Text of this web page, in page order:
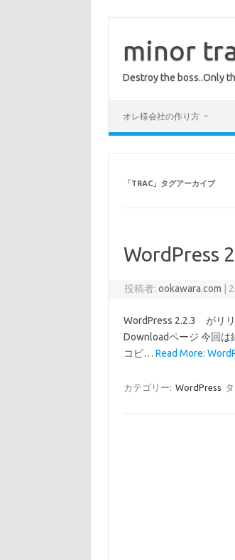
minor
Destroy the boss..Only
オレ様会社の作り方
「TRAC」タグアーカイブ
WordPress
投稿者:ookawara.com
WordPress 2.2.3 がリ
Downloadページ 今回は
コピ… Read More:
カテゴリー: WordPress